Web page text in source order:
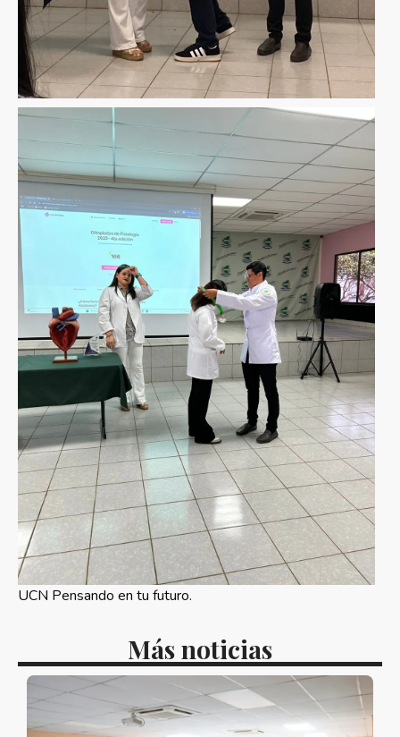
UCN Pensando en tu futuro.
Más noticias